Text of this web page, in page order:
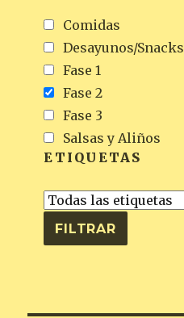
Comidas
Desayunos/Snacks
Fase 1
Fase 2
Fase 3
Salsas y Aliños
ETIQUETAS